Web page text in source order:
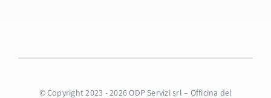
© Copyright 2023 - 2026 ODP Servizi srl – Officina del